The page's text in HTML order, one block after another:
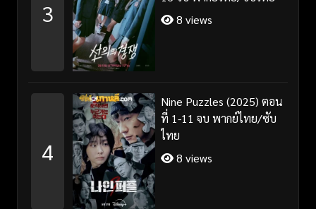
3
8 views
4
Nine Puzzles (2025) ตอน
ที่ 1-11 จบ พากย์ไทย/ซับ
ไทย
8 views